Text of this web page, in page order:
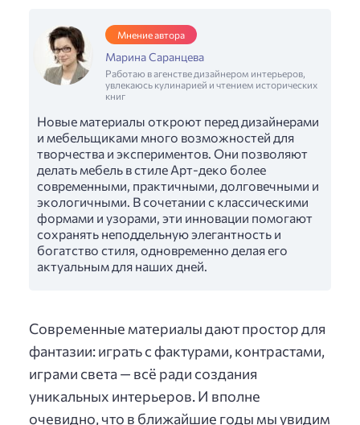
Мнение автора
Марина Саранцева
Работаю в агенстве дизайнером интерьеров,
увлекаюсь кулинарией и чтением исторических
книг
Новые материалы откроют перед дизайнерами
и мебельщиками много возможностей для
творчества и экспериментов. Они позволяют
делать мебель в стиле Арт-деко более
современными, практичными, долговечными и
экологичными. В сочетании с классическими
формами и узорами, эти инновации помогают
сохранять неподдельную элегантность и
богатство стиля, одновременно делая его
актуальным для наших дней.
Современные материалы дают простор для
фантазии: играть с фактурами, контрастами,
играми света — всё ради создания
уникальных интерьеров. И вполне
очевидно, что в ближайшие годы мы увидим